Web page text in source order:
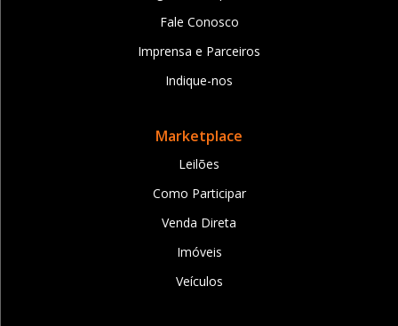
Fale Conosco
Imprensa e Parceiros
Indique-nos
Marketplace
Leilões
Como Participar
Venda Direta
Imóveis
Veículos